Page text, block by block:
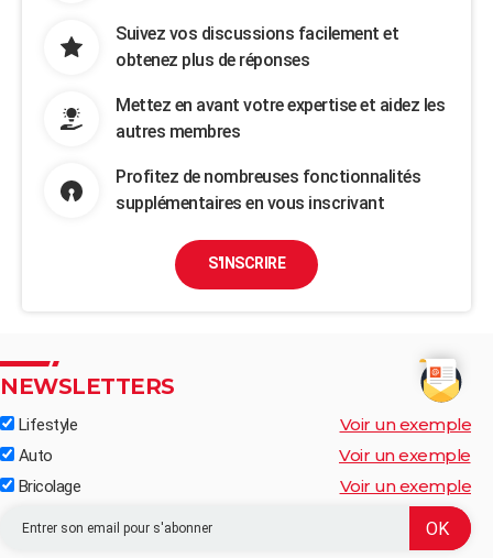
Suivez vos discussions facilement et
obtenez plus de réponses
Mettez en avant votre expertise et aidez les
autres membres
Profitez de nombreuses fonctionnalités
supplémentaires en vous inscrivant
S'INSCRIRE
NEWSLETTERS
Lifestyle Voir un exemple
Auto Voir un exemple
Bricolage Voir un exemple